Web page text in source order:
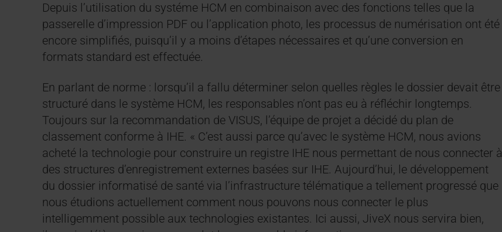
Depuis l’utilisation du systéme HCM en combinaison avec des fonctions telles que la
passerelle d’impression PDF ou l’application photo, les processus de numérisation ont été
encore simplifiés, puisqu’il y a moins d’étapes nécessaires et qu’une conversion en
formats standard est effectuée.
En parlant de norme : lorsqu’il a fallu déterminer selon quelles règles le dossier devait être
structuré dans le système HCM, les responsables n’ont pas eu à réfléchir longtemps.
Toujours sur la recommandation de VISUS, l’équipe de projet a décidé du plan de
classement conforme à IHE. « C’est aussi parce qu’avec le système HCM, nous avions
acheté la technologie pour construire un registre IHE nous permettant de nous connecter à
des structures d’enregistrement externes basées sur IHE. Aujourd’hui, le développement
du dossier informatisé de santé via l’infrastructure télématique a tellement progressé que
nous étudions actuellement comment nous pouvons nous connecter le plus
intelligemment possible aux technologies existantes. Ici aussi, JiveX nous servira bien,